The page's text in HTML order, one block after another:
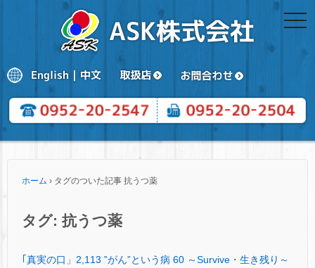
ホーム › タグのついた記事 抗うつ薬
タグ: 抗うつ薬
｢真実の口」2,113 ‟がん”という病 60 ～Survive・生き残り～